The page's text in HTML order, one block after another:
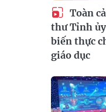
Toàn
thư Tỉnh ủy
biến thực
giáo dục